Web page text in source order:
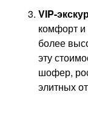
VIP-
комфорт и
более
эту
шофер,
элитных